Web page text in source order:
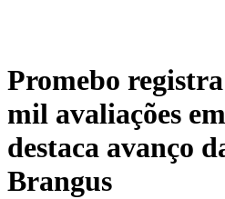
Promebo
mil avaliações
destaca avanço
Brangus